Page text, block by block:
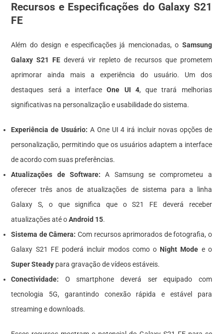
Recursos e Especificações do Galaxy S21
FE
Além do design e especificações já mencionadas, o Samsung
Galaxy S21 FE deverá vir repleto de recursos que prometem
aprimorar ainda mais a experiência do usuário. Um dos
destaques será a interfaceOne UI 4, que trará melhorias
significativas na personalização e usabilidade do sistema.
Experiência de Usuário: A One UI 4 irá incluir novas opções de
personalização, permitindo que os usuários adaptem a interface
de acordo com suas preferências.
Atualizações de Software: A Samsung se comprometeu a
oferecer três anos de atualizações de sistema para a linha
Galaxy S, o que significa que o S21 FE deverá receber
atualizações até oAndroid 15.
Sistema de Câmera: Com recursos aprimorados de fotografia, o
Galaxy S21 FE poderá incluir modos como o Night Mode e o
Super Steady para gravação de vídeos estáveis.
Conectividade: O smartphone deverá ser equipado com
tecnologia 5G, garantindo conexão rápida e estável para
streaming e downloads.